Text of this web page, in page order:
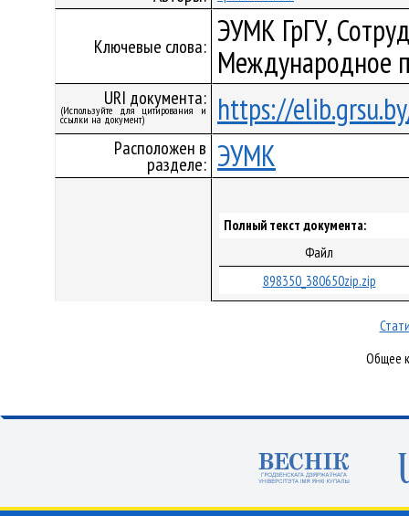
Ключевые слова: ЭУМК ГрГУ,
Международное
URI документа:
(Используйте для цитирования и
ссылки на документ) https://
Расположен в
разделе: ЭУМК
Полный текст документа:
Файл
898350_380650zip.zip
Общее